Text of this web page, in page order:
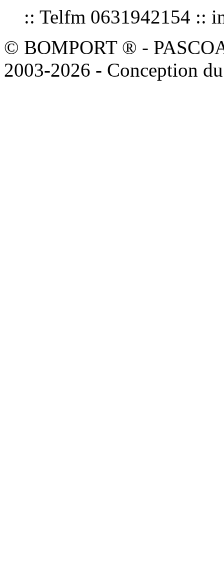
:: Telfm 0631942154 ::
© BOMPORT ® -
2003-2026 - Conception